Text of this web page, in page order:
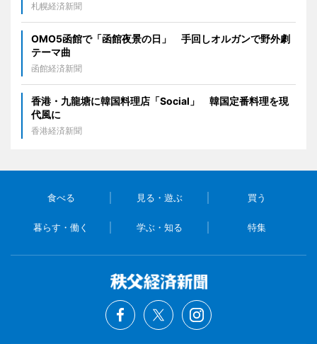
札幌経済新聞
OMO5函館で「函館夜景の日」 手回しオルガンで野外劇
テーマ曲
函館経済新聞
香港・九龍塘に韓国料理店「Social」 韓国定番料理を現
代風に
香港経済新聞
食べる 見る・遊ぶ 買う
暮らす・働く 学ぶ・知る 特集